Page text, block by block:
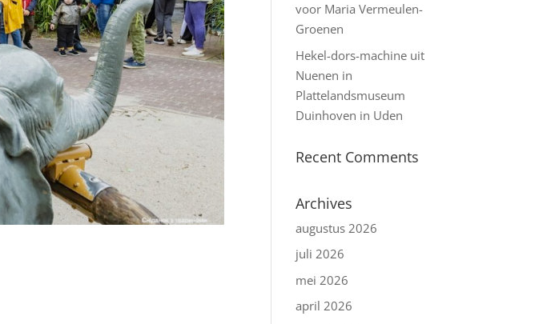
voor Maria Vermeulen-
Groenen
Hekel-dors-machine uit
Nuenen in
Plattelandsmuseum
Duinhoven in Uden
Recent Comments
Archives
augustus 2026
juli 2026
mei 2026
april 2026